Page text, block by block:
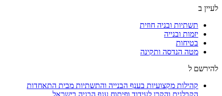
לעיין ב
תשתיות ובניה חוזית
יזמות ובנייה
בטיחות
מטה הנדסה ותקינה
להירשם ל
קהילות מקצועיות בענף הבנייה והתשתיות מבית התאחדות
הקבלנים והקרן לעידוד ופיתוח ענף הבניה בישראל